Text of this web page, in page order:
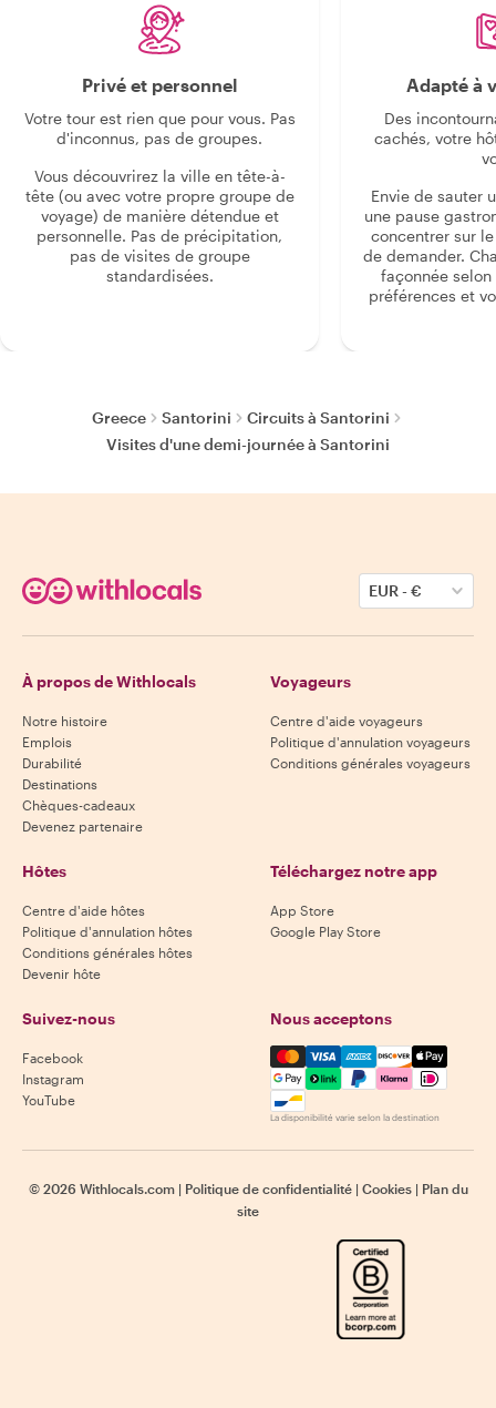
Privé et personnel
Votre tour est rien que pour vous. Pas
d'inconnus, pas de groupes.
Vous découvrirez la ville en tête-à-
tête (ou avec votre propre groupe de
voyage) de manière détendue et
personnelle. Pas de précipitation,
pas de visites de groupe
standardisées.
Adapté à
Des
cachés, votre
Envie de sauter
une pause
concentrer sur
de demander.
façonnée
préférences et
Greece Santorini
Circuits à Santorini
Visites d'une demi-journée à Santorini
EUR-€
À propos de Withlocals
Notre histoire
Emplois
Durabilité
Destinations
Chèques-cadeaux
Devenez partenaire
Voyageurs
Centre d'aide voyageurs
Politique d'annulation voyageurs
Conditions générales voyageurs
Hôtes
Centre d'aide hôtes
Politique d'annulation hôtes
Conditions générales hôtes
Devenir hôte
Téléchargez notre app
App Store
Google Play Store
Suivez-nous
Facebook
Instagram
YouTube
Nous acceptons
Mastercard, Visa, Amex,
La disponibilité varie selon la destination
© 2026 Withlocals.com | Politique de confidentialité | Cookies | Plan du
site